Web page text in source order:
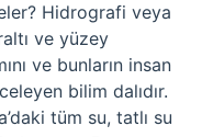
Hidrografi veya
ve yüzey
ve bunların insan
bilim dalıdır.
tüm su, tatlı su